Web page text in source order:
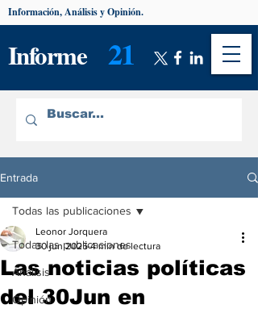
Informe 21
Información, Análisis y Opinión.
Entrada
Todas las publicaciones
Análisis
Opinión
Todas las publicaciones
Las noticias políticas
del 30Jun en
Leonor Jorquera
30 jun 2025 4 min de lectura